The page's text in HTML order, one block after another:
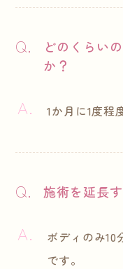
どのくらい
か？
1か月に1度程
施術を延長
ボディのみ
です。